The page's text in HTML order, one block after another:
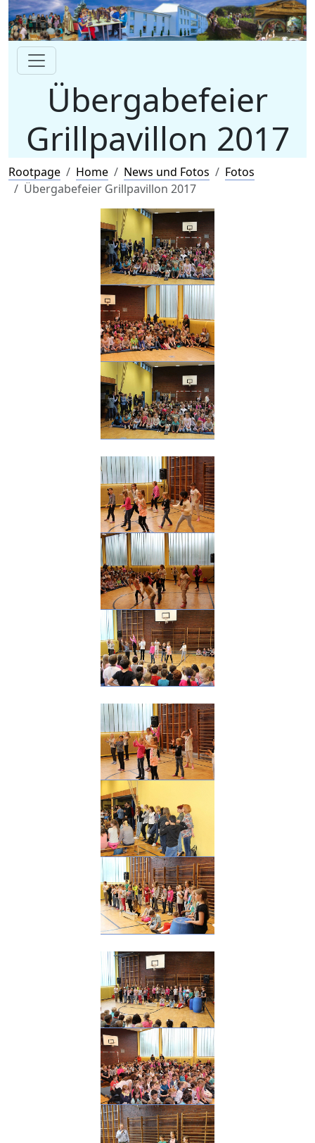
Übergabefeier
Grillpavillon 2017
Rootpage Home News und Fotos
Fotos
Übergabefeier Grillpavillon 2017